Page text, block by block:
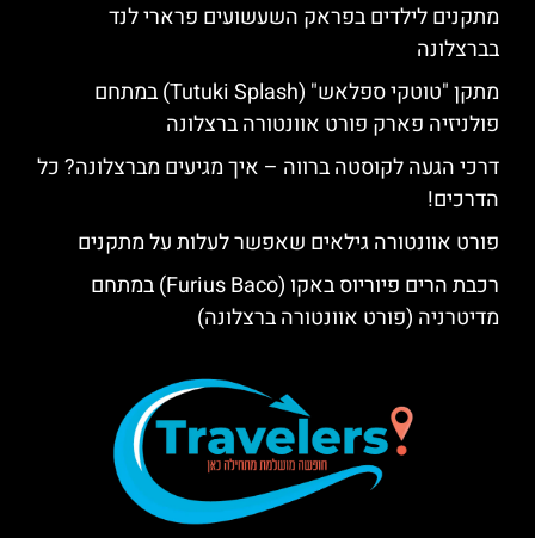
מתקנים לילדים בפראק השעשועים פרארי לנד
בברצלונה
מתקן "טוטקי ספלאש" (Tutuki Splash) במתחם
פולניזיה פארק פורט אוונטורה ברצלונה
דרכי הגעה לקוסטה ברווה – איך מגיעים מברצלונה? כל
הדרכים!
פורט אוונטורה גילאים שאפשר לעלות על מתקנים
רכבת הרים פיוריוס באקו (Furius Baco) במתחם
מדיטרניה (פורט אוונטורה ברצלונה)